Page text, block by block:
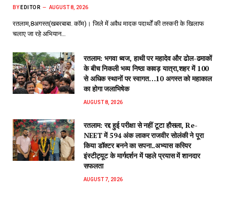
BY EDITOR AUGUST 8, 2026
रतलाम,8अगस्त(खबरबाबा. कॉम)। जिले में अवैध मादक पदार्थों की तस्करी के खिलाफ
चलाए जा रहे अभियान…
रतलाम: भगवा ध्वज, हाथी पर महादेव और ढोल-ढमाकों
के बीच निकली भव्य निष्ठा कावड़ यात्रा,शहर में 100
से अधिक स्थानों पर स्वागत…10 अगस्त को महाकाल
का होगा जलाभिषेक
AUGUST 8, 2026
रतलाम: रद्द हुई परीक्षा से नहीं टूटा हौसला, Re-
NEET में 594 अंक लाकर राजवीर सोलंकी ने पूरा
किया डॉक्टर बनने का सपना..अभ्यास करियर
इंस्टीट्यूट के मार्गदर्शन में पहले प्रयास में शानदार
सफलता
AUGUST 7, 2026